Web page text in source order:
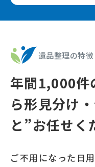
遺品整理の特
年間1,000件
ら形⾒分け
と”お任せく
ご不⽤になった⽇